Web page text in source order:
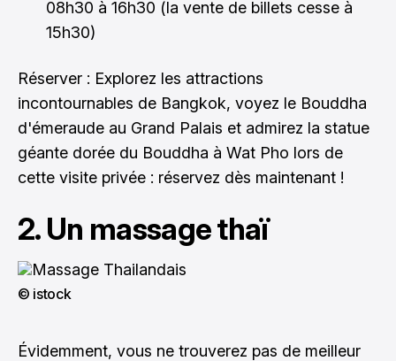
08h30 à 16h30 (la vente de billets cesse à
15h30)
Réserver : Explorez les attractions
incontournables de Bangkok, voyez le Bouddha
d'émeraude au Grand Palais et admirez la statue
géante dorée du Bouddha à Wat Pho lors de
cette visite privée : réservez dès maintenant !
2. Un massage thaï
© istock
Évidemment, vous ne trouverez pas de meilleur